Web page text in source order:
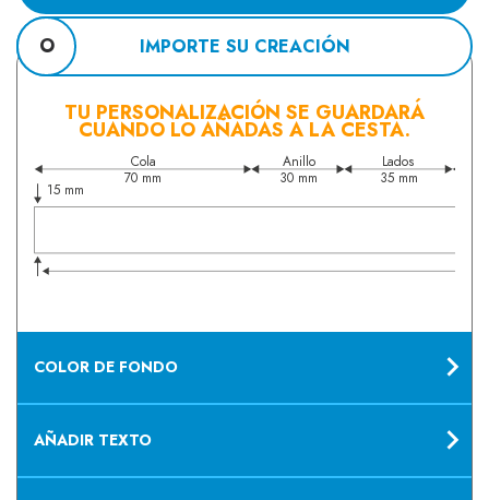
O IMPORTE SU CREACIÓN
TU PERSONALIZACIÓN SE GUARDARÁ
CUANDO LO AÑADAS A LA CESTA.
70 mm 30 mm 35 mm
15 mm
Anillo
Cola Lados
COLOR DE FONDO
AÑADIR TEXTO